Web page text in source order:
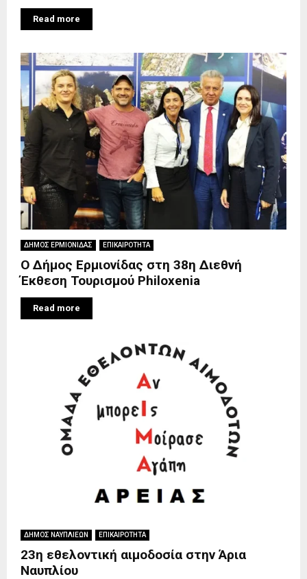
Read more
ΔΗΜΟΣ ΕΡΜΙΟΝΙΔΑΣ ΕΠΙΚΑΙΡΟΤΗΤΑ
Ο Δήμος Ερμιονίδας στη 38η Διεθνή
Έκθεση Τουρισμού Philoxenia
Read more
ΔΗΜΟΣ ΝΑΥΠΛΙΕΩΝ ΕΠΙΚΑΙΡΟΤΗΤΑ
23η εθελοντική αιμοδοσία στην Άρια
Ναυπλίου